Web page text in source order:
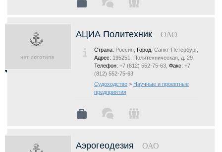
АЦИА Политехник ОАО
Страна: Россия, Город: Санкт-Петербург,
Адрес: 195251, Политехническая, д. 29
Телефон: +7 (812) 552-75-63, Факс: +7
(812) 552-75-63
Судоходство > Научные и проектные
предприятия
Аэрогеодезия ОАО